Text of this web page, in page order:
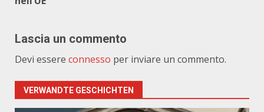
Lascia un commento
Devi essere connesso per inviare un commento.
VERWANDTE GESCHICHTEN